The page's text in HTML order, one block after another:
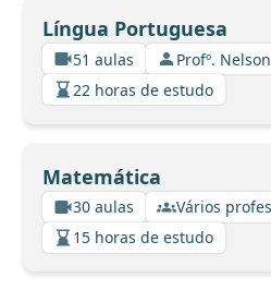
Língua Portuguesa
51 aulas
Profº.
22 horas de estudo
Matemática
30 aulas
Vários
15 horas de estudo